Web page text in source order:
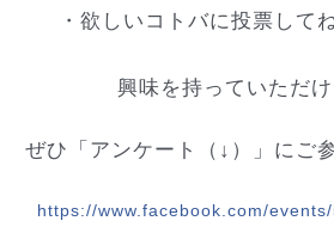
・欲しいコトバに投票して
興味を持っていただけ
ぜひ「アンケート（↓）」 にご
https://www.facebook.com/